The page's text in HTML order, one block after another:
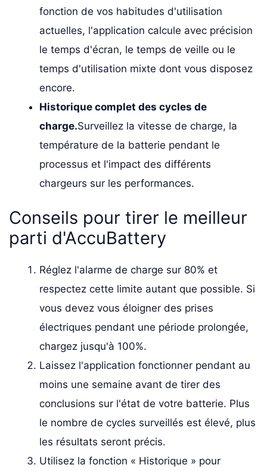
fonction de vos habitudes d'utilisation
actuelles, l'application calcule avec précision
le temps d'écran, le temps de veille ou le
temps d'utilisation mixte dont vous disposez
encore.
Historique complet des cycles de
charge.Surveillez la vitesse de charge, la
température de la batterie pendant le
processus et l'impact des différents
chargeurs sur les performances.
Conseils pour tirer le meilleur
parti d'AccuBattery
Réglez l'alarme de charge sur 80% et
respectez cette limite autant que possible. Si
vous devez vous éloigner des prises
électriques pendant une période prolongée,
chargez jusqu'à 100%.
Laissez l'application fonctionner pendant au
moins une semaine avant de tirer des
conclusions sur l'état de votre batterie. Plus
le nombre de cycles surveillés est élevé, plus
les résultats seront précis.
Utilisez la fonction « Historique » pour